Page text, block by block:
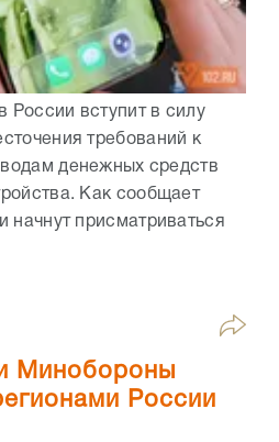
России вступит в силу
требований к
денежных средств
Как сообщает
начнут присматриваться
Минобороны
России